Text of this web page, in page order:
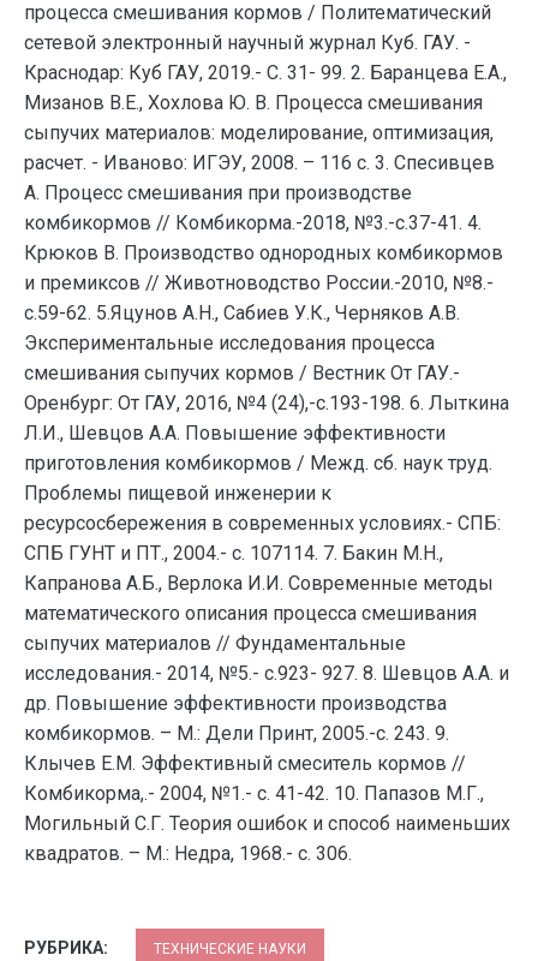
процесса смешивания кормов / Политематический
сетевой электронный научный журнал Куб. ГАУ. -
Краснодар: Куб ГАУ, 2019.- С. 31- 99. 2. Баранцева Е.А.,
Мизанов В.Е., Хохлова Ю. В. Процесса смешивания
сыпучих материалов: моделирование, оптимизация,
расчет. - Иваново: ИГЭУ, 2008. – 116 с. 3. Спесивцев
А. Процесс смешивания при производстве
комбикормов // Комбикорма.-2018, №3.-с.37-41. 4.
Крюков В. Производство однородных комбикормов
и премиксов // Животноводство России.-2010, №8.-
с.59-62. 5.Яцунов А.Н., Сабиев У.К., Черняков А.В.
Экспериментальные исследования процесса
смешивания сыпучих кормов / Вестник От ГАУ.-
Оренбург: От ГАУ, 2016, №4 (24),-с.193-198. 6. Лыткина
Л.И., Шевцов А.А. Повышение эффективности
приготовления комбикормов / Межд. сб. наук труд.
Проблемы пищевой инженерии к
ресурсосбережения в современных условиях.- СПБ:
СПБ ГУНТ и ПТ., 2004.- с. 107114. 7. Бакин М.Н.,
Капранова А.Б., Верлока И.И. Современные методы
математического описания процесса смешивания
сыпучих материалов // Фундаментальные
исследования.- 2014, №5.- с.923- 927. 8. Шевцов А.А. и
др. Повышение эффективности производства
комбикормов. – М.: Дели Принт, 2005.-с. 243. 9.
Клычев Е.М. Эффективный смеситель кормов //
Комбикорма,.- 2004, №1.- с. 41-42. 10. Папазов М.Г.,
Могильный С.Г. Теория ошибок и способ наименьших
квадратов. – М.: Недра, 1968.- с. 306.
РУБРИКА: ТЕХНИЧЕСКИЕ НАУКИ